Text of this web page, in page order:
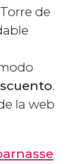
de
.
la web